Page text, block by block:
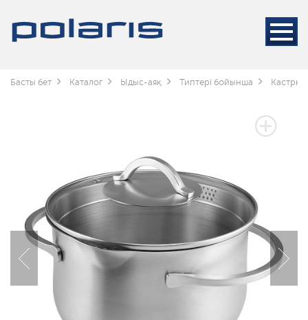
Басты бет Каталог Ыдыс-аяқ Типтері бойынша